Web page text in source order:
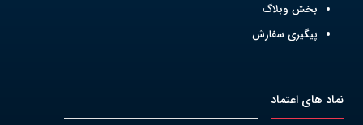
بخش وبلاگ
پیگیری سفارش
نماد های اعتماد